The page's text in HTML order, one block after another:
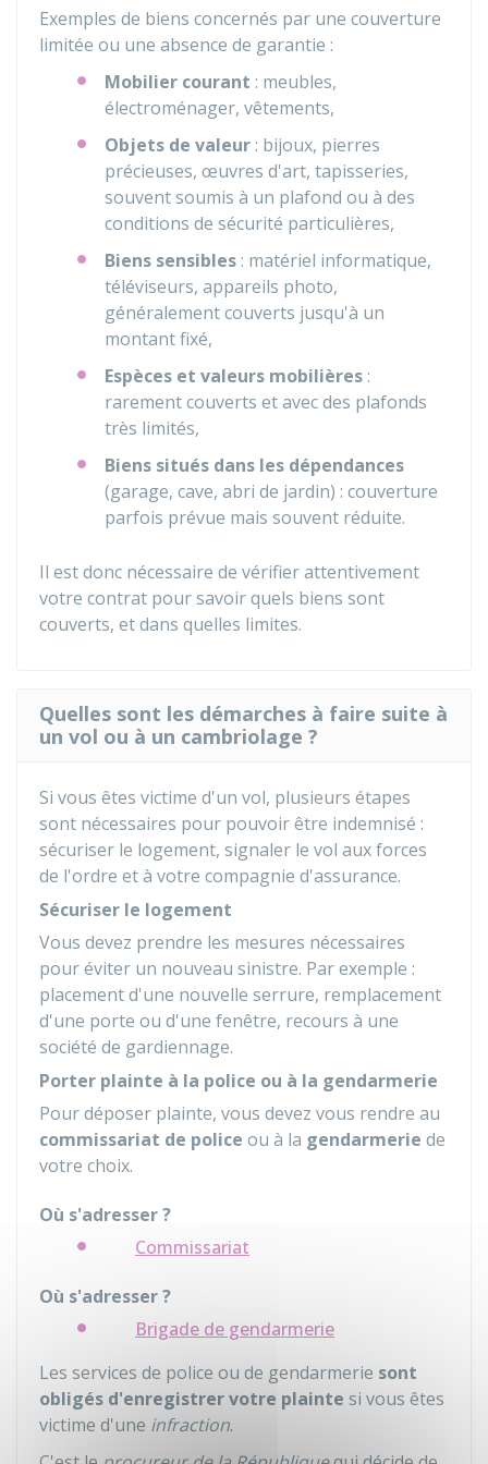
Exemples de biens concernés par une couverture
limitée ou une absence de garantie :
Mobilier courant : meubles,
électroménager, vêtements,
Objets de valeur : bijoux, pierres
précieuses, œuvres d'art, tapisseries,
souvent soumis à un plafond ou à des
conditions de sécurité particulières,
Biens sensibles : matériel informatique,
téléviseurs, appareils photo,
généralement couverts jusqu'à un
montant fixé,
Espèces et valeurs mobilières :
rarement couverts et avec des plafonds
très limités,
Biens situés dans les dépendances
(garage, cave, abri de jardin) : couverture
parfois prévue mais souvent réduite.
Il est donc nécessaire de vérifier attentivement
votre contrat pour savoir quels biens sont
couverts, et dans quelles limites.
Quelles sont les démarches à faire suite à
un vol ou à un cambriolage ?
Si vous êtes victime d'un vol, plusieurs étapes
sont nécessaires pour pouvoir être indemnisé :
sécuriser le logement, signaler le vol aux forces
de l'ordre et à votre compagnie d'assurance.
Sécuriser le logement
Vous devez prendre les mesures nécessaires
pour éviter un nouveau sinistre. Par exemple :
placement d'une nouvelle serrure, remplacement
d'une porte ou d'une fenêtre, recours à une
société de gardiennage.
Porter plainte à la police ou à la gendarmerie
Pour déposer plainte, vous devez vous rendre au
commissariat de police ou à la gendarmerie de
votre choix.
Où s'adresser ?
Commissariat
Où s'adresser ?
Brigade de gendarmerie
Les services de police ou de gendarmerie sont
obligés d'enregistrer votre plainte si vous êtes
victime d'une infraction.